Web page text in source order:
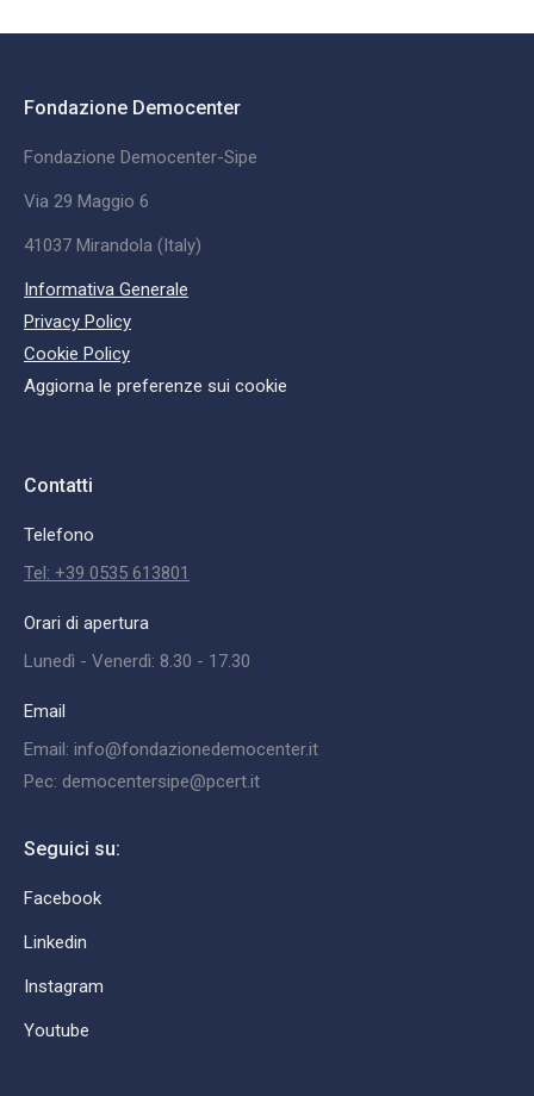
Fondazione Democenter
Fondazione Democenter-Sipe
Via 29 Maggio 6
41037 Mirandola (Italy)
Informativa Generale
Privacy Policy
Cookie Policy
Aggiorna le preferenze sui cookie
Contatti
Telefono
Tel: +39 0535 613801
Orari di apertura
Lunedì - Venerdì: 8.30 - 17.30
Email
Email: info@fondazionedemocenter.it
Pec: democentersipe@pcert.it
Seguici su:
Facebook
Linkedin
Instagram
Youtube